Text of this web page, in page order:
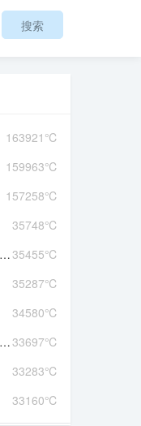
163921℃
159963℃
157258℃
35748℃
35455℃
35287℃
34580℃
33697℃
33283℃
33160℃